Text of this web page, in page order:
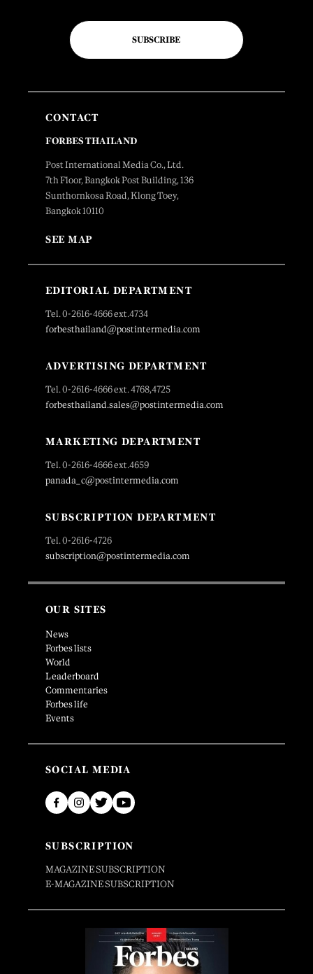
SUBSCRIBE
CONTACT
FORBES THAILAND
Post International Media Co., Ltd.
7th Floor, Bangkok Post Building, 136
Sunthornkosa Road, Klong Toey,
Bangkok 10110
SEE MAP
EDITORIAL DEPARTMENT
Tel. 0-2616-4666 ext.4734
forbesthailand@postintermedia.com
ADVERTISING DEPARTMENT
Tel. 0-2616-4666 ext. 4768,4725
forbesthailand.sales@postintermedia.com
MARKETING DEPARTMENT
Tel. 0-2616-4666 ext.4659
panada_c@postintermedia.com
SUBSCRIPTION DEPARTMENT
Tel. 0-2616-4726
subscription@postintermedia.com
OUR SITES
News
Forbes lists
World
Leaderboard
Commentaries
Forbes life
Events
SOCIAL MEDIA
SUBSCRIPTION
MAGAZINE SUBSCRIPTION
E-MAGAZINE SUBSCRIPTION